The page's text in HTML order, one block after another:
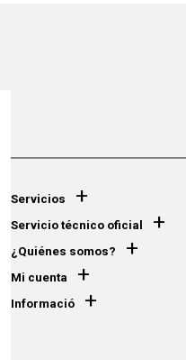
Servicios +
Servicio técnico oficial +
¿Quiénes somos? +
Mi cuenta +
Informació +